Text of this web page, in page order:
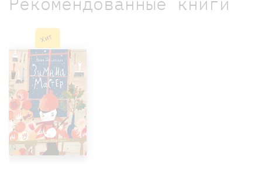
Хит